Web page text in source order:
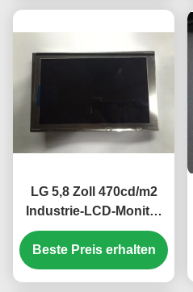
LG 5,8 Zoll 470cd/m2
Industrie-LCD-Monitor
mit 40-Pin-Anschluss
für Mercedes A180
Auto-GPS-
Beste Preis erhalten